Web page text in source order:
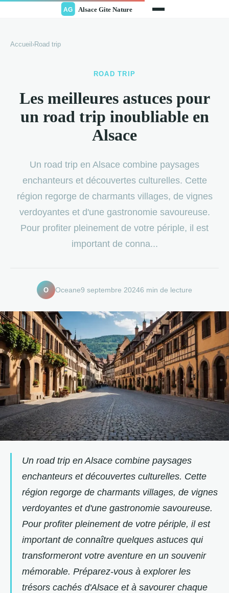
Accueil ›Road trip
ROAD TRIP
Les meilleures astuces pour
un road trip inoubliable en
Alsace
Un road trip en Alsace combine paysages
enchanteurs et découvertes culturelles. Cette
région regorge de charmants villages, de vignes
verdoyantes et d'une gastronomie savoureuse.
Pour profiter pleinement de votre périple, il est
important de conna...
O Oceane9 septembre 20246 min de lecture
Un road trip en Alsace combine paysages
enchanteurs et découvertes culturelles. Cette
région regorge de charmants villages, de vignes
verdoyantes et d'une gastronomie savoureuse.
Pour profiter pleinement de votre périple, il est
important de connaître quelques astuces qui
transformeront votre aventure en un souvenir
mémorable. Préparez-vous à explorer les
trésors cachés d'Alsace et à savourer chaque